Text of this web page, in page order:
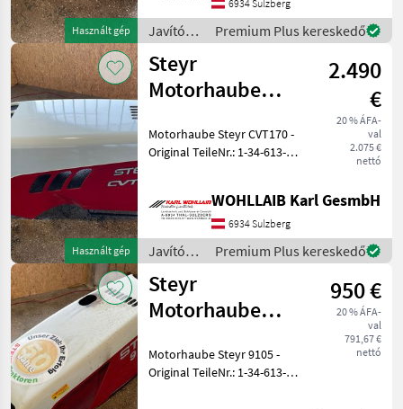
Használt gép
6934 Sulzberg
Javítókészletek
és
alkatrészek
/ Steyr
Premium Plus kereskedő
Használt gép
Steyr
Motorhaube
613-850)
2.490
€
20 % ÁFA-
val
2.075 €
nettó
Motorhaube Steyr CVT170 -
Original TeileNr.: 1-34-613-
Optisch in einem Guten
Zustand, Haube leicht verz
WOHLLAIB Karl GesmbH
6934 Sulzberg
Javítókészletek
és
alkatrészek
/ Steyr
Premium Plus kereskedő
Steyr
Motorhaube
470)
950 €
20 % ÁFA-
val
791,67 €
nettó
Motorhaube Steyr 9105 -
Original TeileNr.: 1-34-613-